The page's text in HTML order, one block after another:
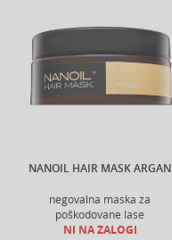
NANOIL HAIR MASK ARGAN
negovalna maska za
poškodovane lase
NI NA ZALOGI